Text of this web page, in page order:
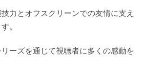
力とオフスクリーンでの友情に支え
。
ーズを通じて視聴者に多くの感動を